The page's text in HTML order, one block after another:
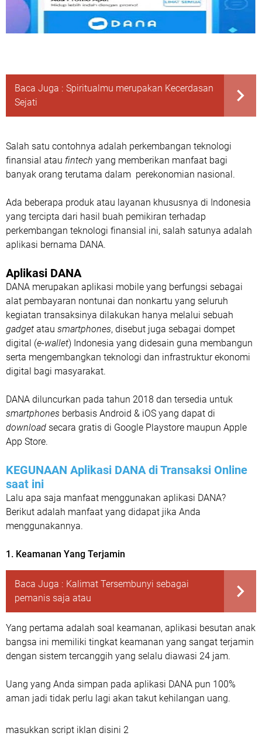
Baca Juga : Spiritualmu merupakan Kecerdasan
Sejati
Salah satu contohnya adalah perkembangan teknologi
finansial atau fintech yang memberikan manfaat bagi
banyak orang terutama dalam perekonomian nasional.
Ada beberapa produk atau layanan khususnya di Indonesia
yang tercipta dari hasil buah pemikiran terhadap
perkembangan teknologi finansial ini, salah satunya adalah
aplikasi bernama DANA.
Aplikasi DANA
DANA merupakan aplikasi mobile yang berfungsi sebagai
alat pembayaran nontunai dan nonkartu yang seluruh
kegiatan transaksinya dilakukan hanya melalui sebuah
gadget atau smartphones, disebut juga sebagai dompet
digital (e-wallet) Indonesia yang didesain guna membangun
serta mengembangkan teknologi dan infrastruktur ekonomi
digital bagi masyarakat.
DANA diluncurkan pada tahun 2018 dan tersedia untuk
smartphones berbasis Android & iOS yang dapat di
download secara gratis di Google Playstore maupun Apple
App Store.
KEGUNAAN Aplikasi DANA di Transaksi Online
saat ini
Lalu apa saja manfaat menggunakan aplikasi DANA?
Berikut adalah manfaat yang didapat jika Anda
menggunakannya.
1. Keamanan Yang Terjamin
Baca Juga : Kalimat Tersembunyi sebagai
pemanis saja atau
Yang pertama adalah soal keamanan, aplikasi besutan anak
bangsa ini memiliki tingkat keamanan yang sangat terjamin
dengan sistem tercanggih yang selalu diawasi 24 jam.
Uang yang Anda simpan pada aplikasi DANA pun 100%
aman jadi tidak perlu lagi akan takut kehilangan uang.
masukkan script iklan disini 2